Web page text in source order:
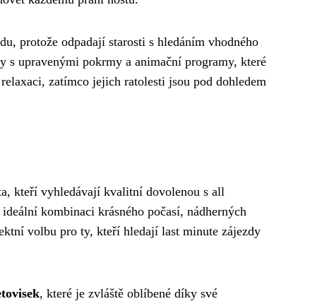
protože odpadají starosti s hledáním vhodného
s upravenými pokrmy a animační programy, které
zatímco jejich ratolesti jsou pod dohledem
kteří vyhledávají kvalitní dovolenou s all
kombinaci krásného počasí, nádherných
volbu pro ty, kteří hledají last minute zájezdy
, které je zvláště oblíbené díky své